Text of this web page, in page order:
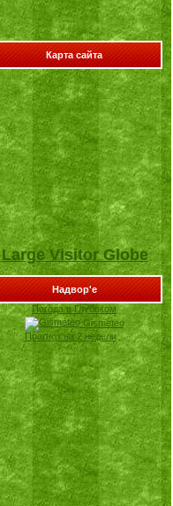
Карта сайта
Large Visitor Globe
Надвор'е
Погода в Глубоком
Gismeteo
Прогноз на 2 недели